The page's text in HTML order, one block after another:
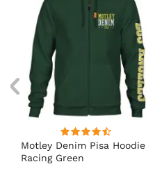
Motley Denim Pisa Hoodie
Racing Green